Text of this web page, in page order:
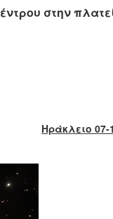
στην
Ηράκλειο 07-